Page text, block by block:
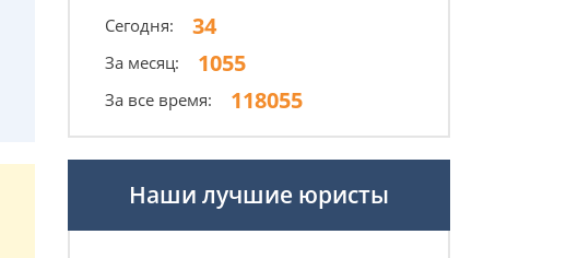
Сегодня: 34
За месяц: 1055
За все время: 118055
Наши лучшие юристы